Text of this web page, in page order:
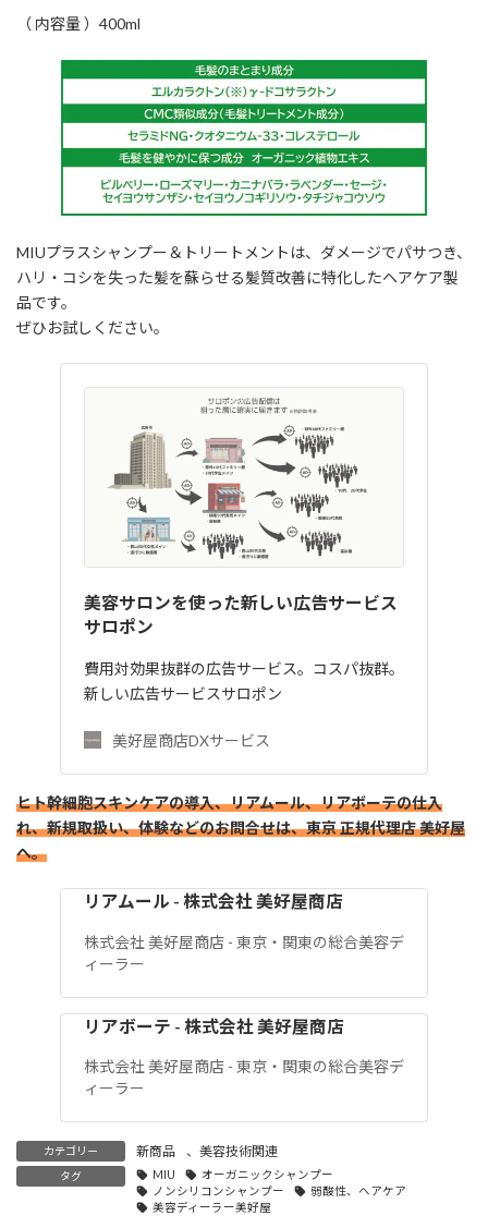
（ 内容量 ）400ml
MIUプラスシャンプー＆トリートメントは、ダメージでパサつき、
ハリ・コシを失った髪を蘇らせる髪質改善に特化したヘアケア製
品です。
ぜひお試しください。
美容サロンを使った新しい広告サービス
サロポン
費用対効果抜群の広告サービス。コスパ抜群。
新しい広告サービスサロポン
美好屋商店DXサービス
ヒト幹細胞スキンケアの導入、リアムール、リアボーテの仕入
れ、新規取扱い、体験などのお問合せは、東京 正規代理店 美好屋
へ。
リアムール - 株式会社 美好屋商店
株式会社 美好屋商店 - 東京・関東の総合美容デ
ィーラー
リアボーテ - 株式会社 美好屋商店
株式会社 美好屋商店 - 東京・関東の総合美容デ
ィーラー
カテゴリー 新商品 、 美容技術関連
タグ MIU
オーガニックシャンプー
ノンシリコンシャンプー
弱酸性、ヘアケア
美容ディーラー美好屋